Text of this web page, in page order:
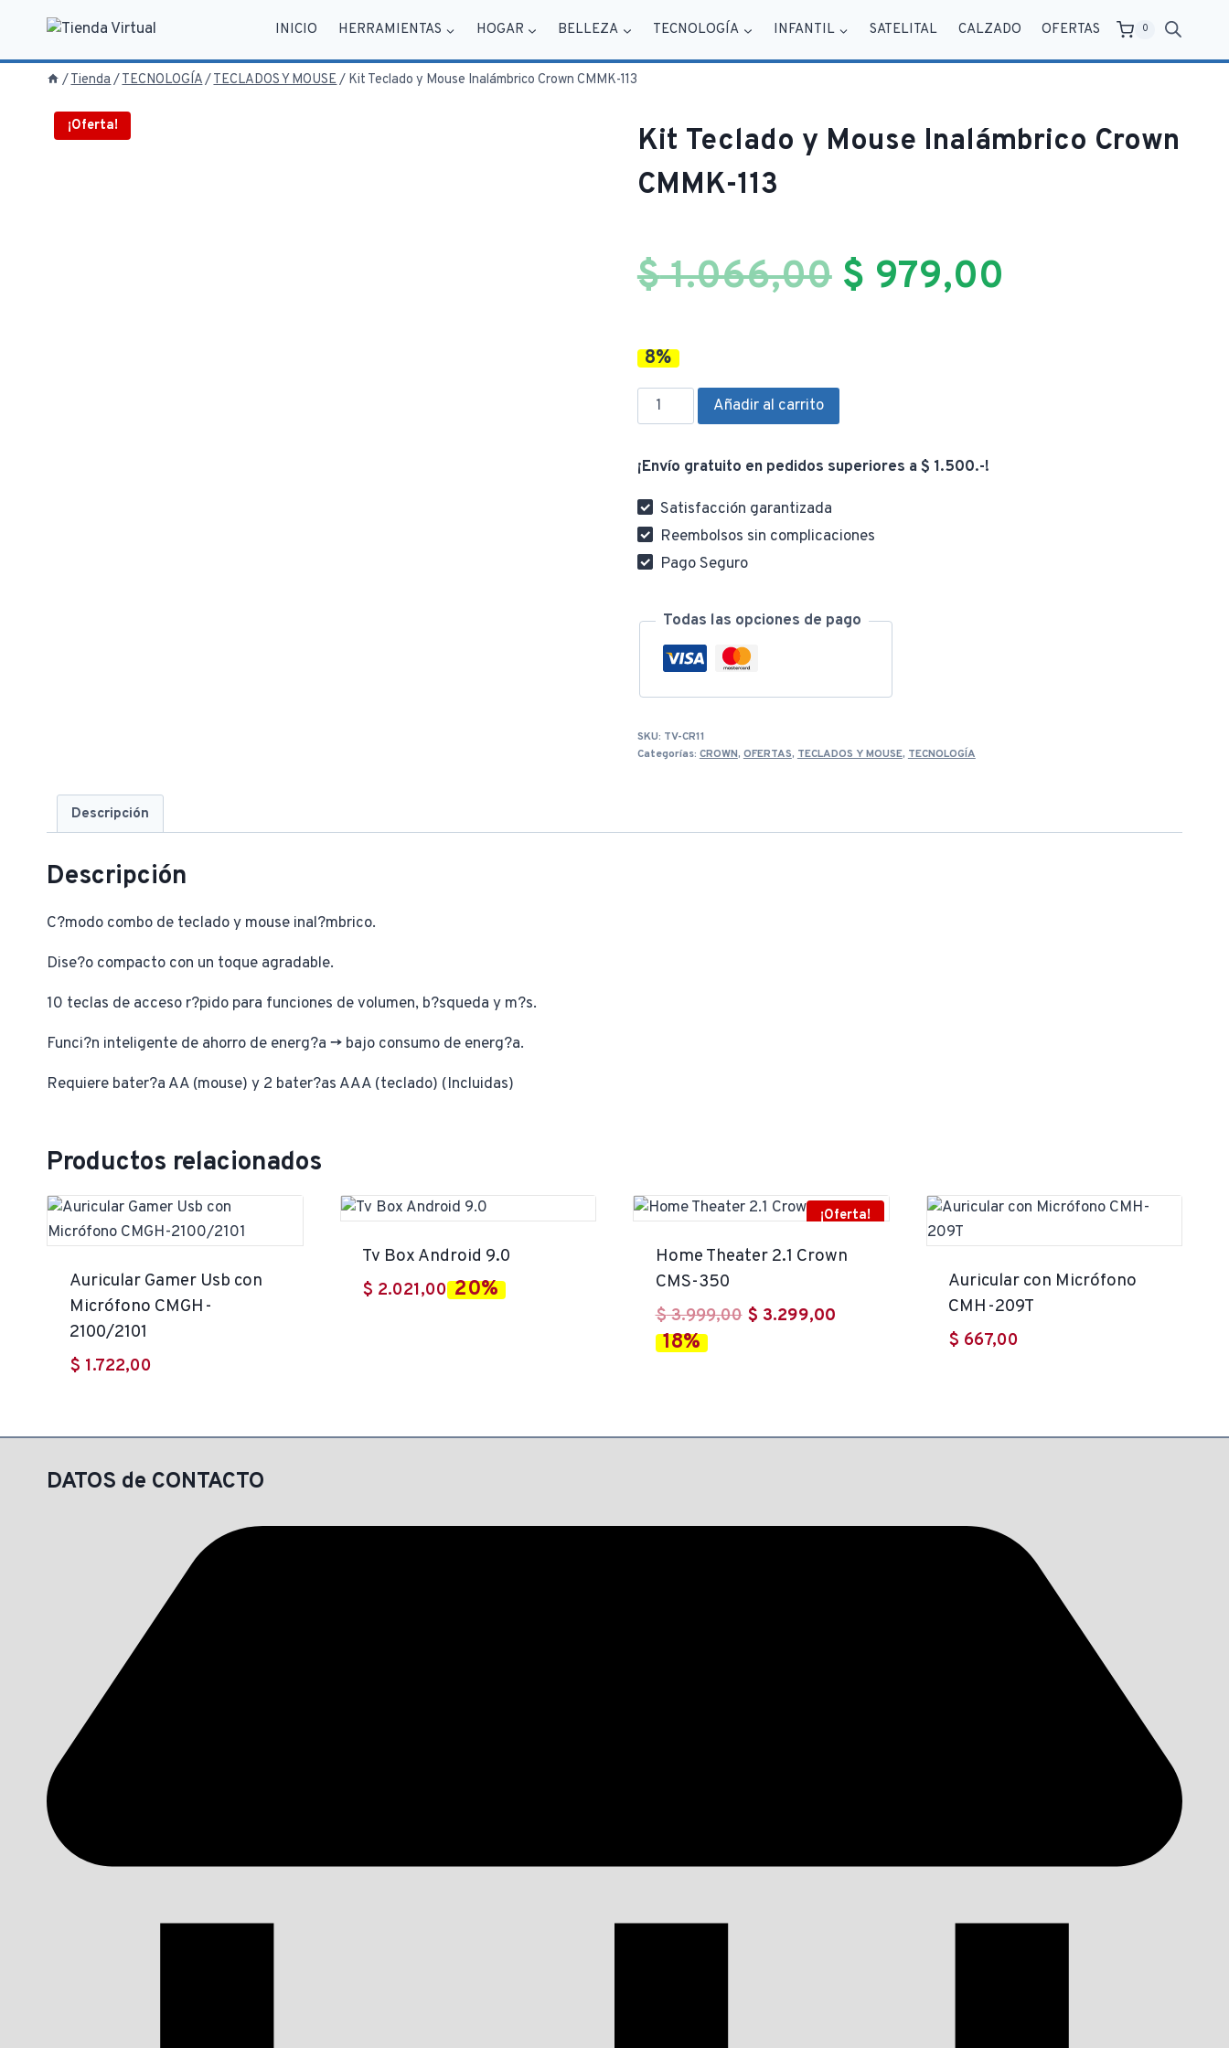
contenido
INICIO HERRAMIENTAS HOGAR BELLEZA TECNOLOGÍA INFANTIL SATELITAL CALZADO OFERTAS 0
/Tienda/TECNOLOGÍA/TECLADOS Y MOUSE/ Kit Teclado y Mouse Inalámbrico Crown CMMK-113
¡Oferta!
Kit Teclado y Mouse Inalámbrico Crown
CMMK-113
$1.066,00 El
era:
$ 1.066,00.
$ 979,00
8%
Kit
Teclado
Mouse
Inalámbrico
Crown
CMMK-
113
Añadir al carrito
¡Envío gratuito en pedidos superiores a $ 1.500.-!
Satisfacción garantizada
Reembolsos sin complicaciones
Pago Seguro
Todas las opciones de pago
SKU: TV-CR11
Categorías: CROWN, OFERTAS, TECLADOS Y MOUSE, TECNOLOGÍA
Descripción
Descripción
C?modo combo de teclado y mouse inal?mbrico.
Dise?o compacto con un toque agradable.
10 teclas de acceso r?pido para funciones de volumen, b?squeda y m?s.
Funci?n inteligente de ahorro de energ?a -> bajo consumo de energ?a.
Requiere bater?a AA (mouse) y 2 bater?as AAA (teclado) (Incluidas)
Productos relacionados
Auricular Gamer Usb con
Micrófono CMGH-
2100/2101
$ 1.722,00
Tv Box Android 9.0
$ 2.021,00 20%
¡Oferta!
Home Theater 2.1 Crown
CMS-350
$3.999,00 El
$ 3.299,00El
18%
Auricular con Micrófono
CMH-209T
$ 667,00
DATOS de CONTACTO